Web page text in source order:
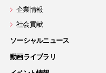
企業情報
社会貢献
ソーシャルニュース
動画ライブラリ